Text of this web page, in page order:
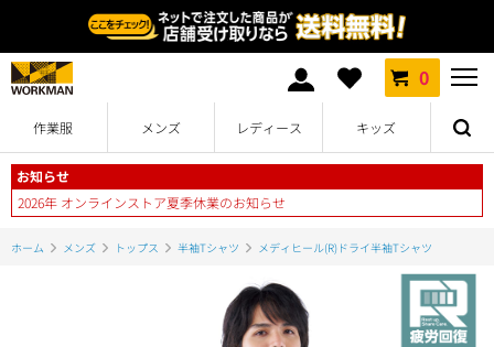
0
作業服 メンズ レディース キッズ
お知らせ
2026年 オンラインストア夏季休業のお知らせ
ホーム メンズ トップス 半袖Tシャツ メディヒール(R)ドライ半袖Tシャツ